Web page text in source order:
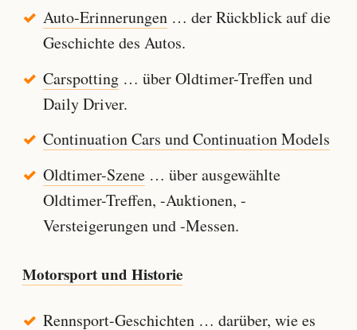
Auto-Erinnerungen… der Rückblick auf die
Geschichte des Autos.
Carspotting… über Oldtimer-Treffen und
Daily Driver.
Continuation Cars und Continuation Models
Oldtimer-Szene… über ausgewählte
Oldtimer-Treffen, -Auktionen, -
Versteigerungen und -Messen.
Motorsport und Historie
Rennsport-Geschichten… darüber, wie es